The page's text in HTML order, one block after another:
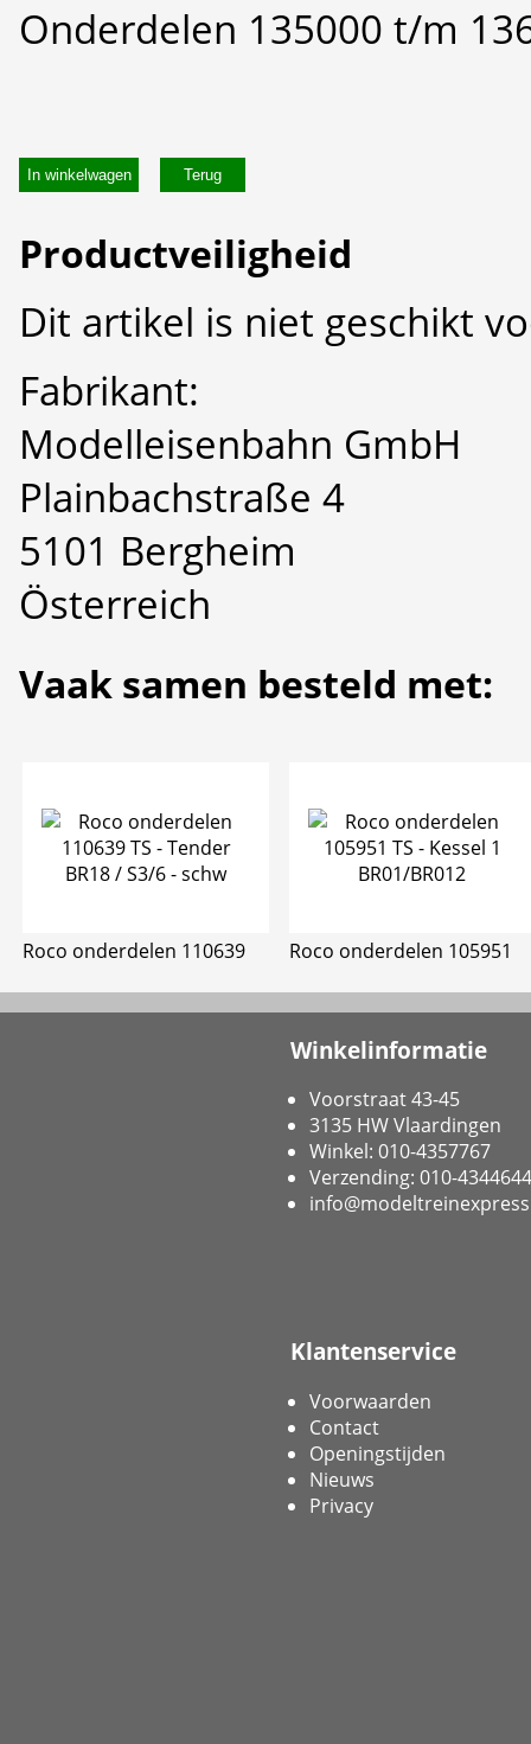
Onderdelen 135000 t/m
In winkelwagen
Productveiligheid
Dit artikel is niet geschikt
Fabrikant:
Modelleisenbahn GmbH
Plainbachstraße 4
5101 Bergheim
Österreich
Vaak samen besteld met:
Roco onderdelen 110639 Roco onderdelen 105951
Winkelinformatie
Voorstraat 43-45
3135 HW Vlaardingen
Winkel: 010-4357767
Verzending: 010-4344644
Klantenservice
Voorwaarden
Contact
Openingstijden
Nieuws
Privacy